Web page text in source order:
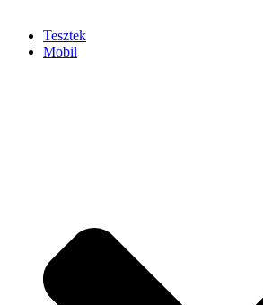
Tesztek
Mobil